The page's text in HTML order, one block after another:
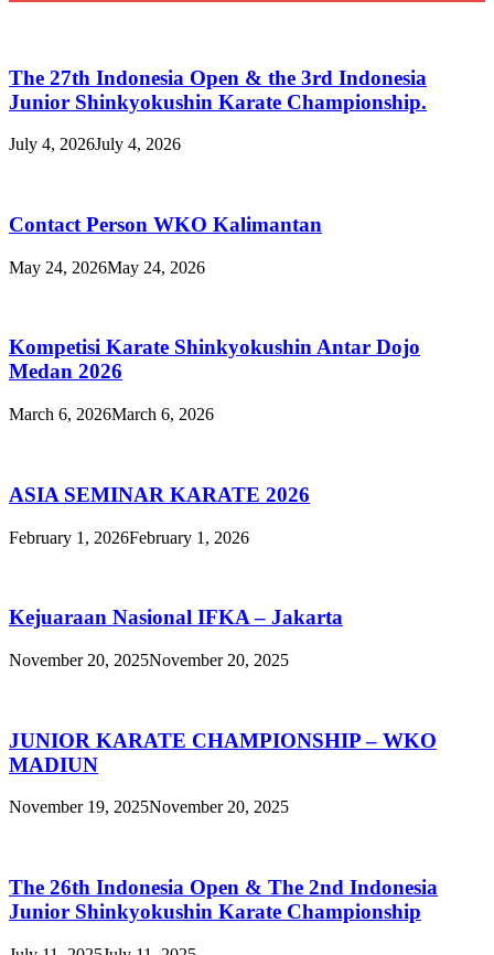
The 27th Indonesia Open & the 3rd Indonesia
Junior Shinkyokushin Karate Championship.
July 4, 2026July 4, 2026
Contact Person WKO Kalimantan
May 24, 2026May 24, 2026
Kompetisi Karate Shinkyokushin Antar Dojo
Medan 2026
March 6, 2026March 6, 2026
ASIA SEMINAR KARATE 2026
February 1, 2026February 1, 2026
Kejuaraan Nasional IFKA – Jakarta
November 20, 2025November 20, 2025
JUNIOR KARATE CHAMPIONSHIP – WKO
MADIUN
November 19, 2025November 20, 2025
The 26th Indonesia Open & The 2nd Indonesia
Junior Shinkyokushin Karate Championship